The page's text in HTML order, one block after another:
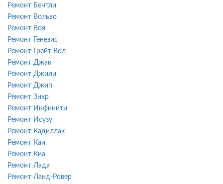
Ремонт Бентли
Ремонт Вольво
Ремонт Воя
Ремонт Генезис
Ремонт Грейт Вол
Ремонт Джак
Ремонт Джили
Ремонт Джип
Ремонт Зикр
Ремонт Инфинити
Ремонт Исузу
Ремонт Кадиллак
Ремонт Каи
Ремонт Киа
Ремонт Лада
Ремонт Ланд-Ровер